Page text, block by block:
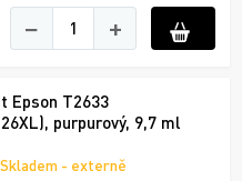
− +
Epson T2633
purpurový, 9,7 ml
Skladem - externě